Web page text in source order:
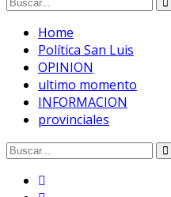
Home
Política San Luis
OPINION
ultimo momento
INFORMACION
provinciales